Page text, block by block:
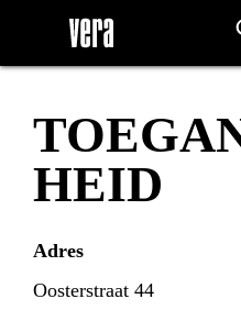
HEID
Adres
Oosterstraat 44